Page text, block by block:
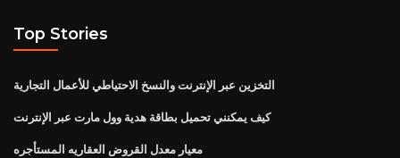
Top Stories
التخزين عبر الإنترنت والنسخ الاحتياطي للأعمال التجارية
كيف يمكنني تحميل بطاقة هدية وول مارت عبر الإنترنت
معيار معدل القروض العقاريه المستأجره